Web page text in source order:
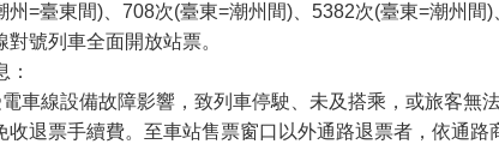
州=臺東間)、708次(臺東=潮州間)、5382次(臺東=潮州間
對號列車全面開放站票。
車線設備故障影響，致列車停駛、未及搭乘，或旅客
退票手續費。至車站售票窗口以外通路退票者，依通路